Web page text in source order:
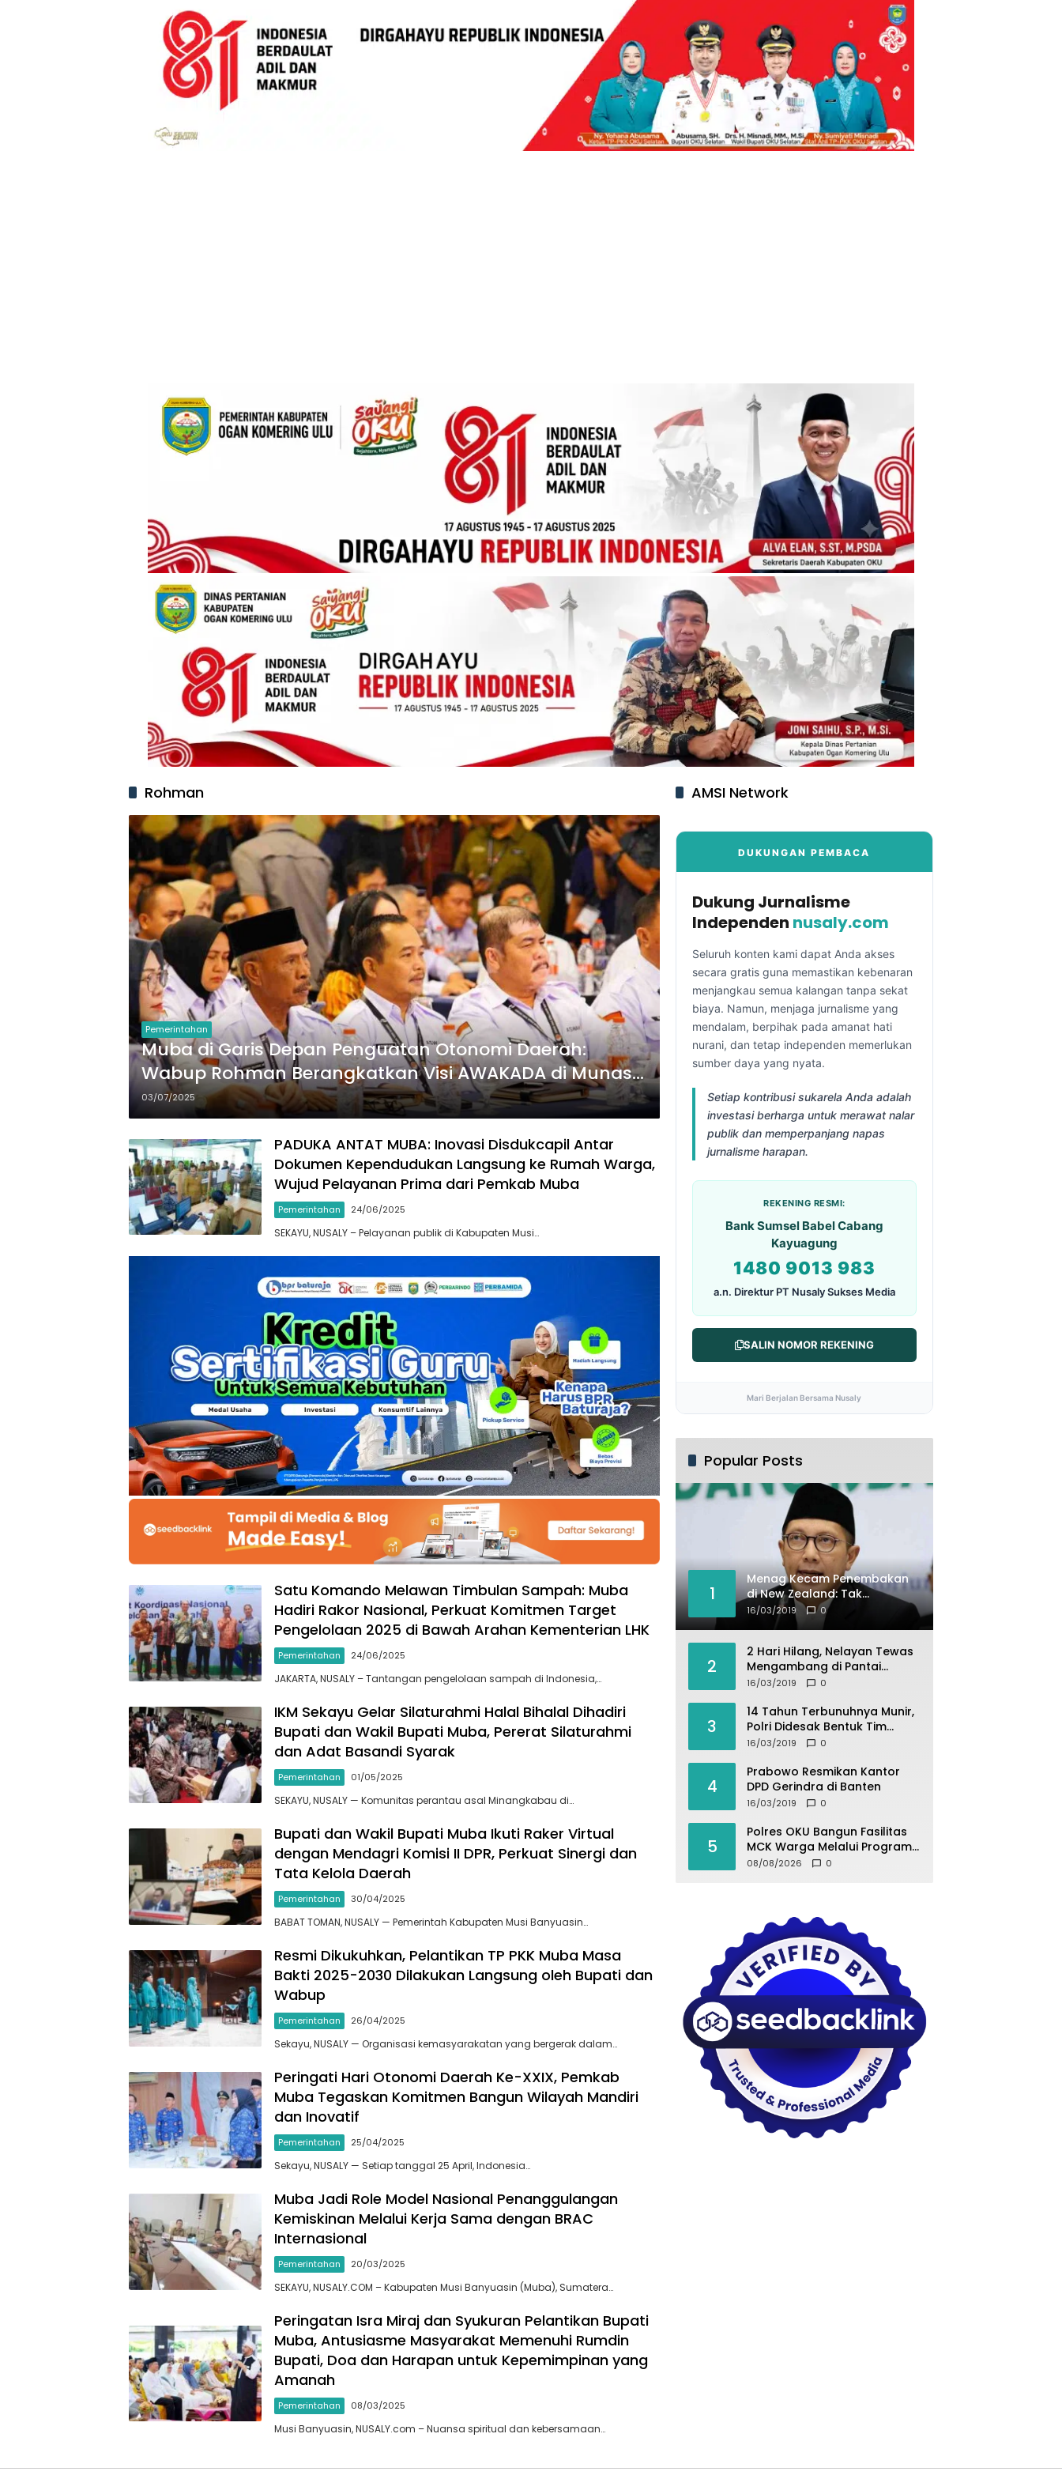
Rohman
Pemerintahan
Muba di Garis Depan Penguatan Otonomi Daerah:
Wabup Rohman Berangkatkan Visi AWAKADA di Munas
Perdana Yogyakarta
03/07/2025
PADUKA ANTAT MUBA: Inovasi Disdukcapil Antar
Dokumen Kependudukan Langsung ke Rumah Warga,
Wujud Pelayanan Prima dari Pemkab Muba
Pemerintahan 24/06/2025
SEKAYU, NUSALY – Pelayanan publik di Kabupaten Musi…
Satu Komando Melawan Timbulan Sampah: Muba
Hadiri Rakor Nasional, Perkuat Komitmen Target
Pengelolaan 2025 di Bawah Arahan Kementerian LHK
Pemerintahan 24/06/2025
JAKARTA, NUSALY – Tantangan pengelolaan sampah di Indonesia,…
IKM Sekayu Gelar Silaturahmi Halal Bihalal Dihadiri
Bupati dan Wakil Bupati Muba, Pererat Silaturahmi
dan Adat Basandi Syarak
Pemerintahan 01/05/2025
SEKAYU, NUSALY — Komunitas perantau asal Minangkabau di…
Bupati dan Wakil Bupati Muba Ikuti Raker Virtual
dengan Mendagri Komisi II DPR, Perkuat Sinergi dan
Tata Kelola Daerah
Pemerintahan 30/04/2025
BABAT TOMAN, NUSALY — Pemerintah Kabupaten Musi Banyuasin…
Resmi Dikukuhkan, Pelantikan TP PKK Muba Masa
Bakti 2025-2030 Dilakukan Langsung oleh Bupati dan
Wabup
Pemerintahan 26/04/2025
Sekayu, NUSALY — Organisasi kemasyarakatan yang bergerak dalam…
Peringati Hari Otonomi Daerah Ke-XXIX, Pemkab
Muba Tegaskan Komitmen Bangun Wilayah Mandiri
dan Inovatif
Pemerintahan 25/04/2025
Sekayu, NUSALY — Setiap tanggal 25 April, Indonesia…
Muba Jadi Role Model Nasional Penanggulangan
Kemiskinan Melalui Kerja Sama dengan BRAC
Internasional
Pemerintahan 20/03/2025
SEKAYU, NUSALY.COM – Kabupaten Musi Banyuasin (Muba), Sumatera…
Peringatan Isra Miraj dan Syukuran Pelantikan Bupati
Muba, Antusiasme Masyarakat Memenuhi Rumdin
Bupati, Doa dan Harapan untuk Kepemimpinan yang
Amanah
Pemerintahan 08/03/2025
Musi Banyuasin, NUSALY.com – Nuansa spiritual dan kebersamaan…
AMSI Network
DUKUNGAN PEMBACA
Dukung Jurnalisme
Independen nusaly.com
Seluruh konten kami dapat Anda akses
secara gratis guna memastikan kebenaran
menjangkau semua kalangan tanpa sekat
biaya. Namun, menjaga jurnalisme yang
mendalam, berpihak pada amanat hati
nurani, dan tetap independen memerlukan
sumber daya yang nyata.
Setiap kontribusi sukarela Anda adalah
investasi berharga untuk merawat nalar
publik dan memperpanjang napas
jurnalisme harapan.
REKENING RESMI:
Bank Sumsel Babel Cabang
Kayuagung
1480 9013 983
a.n. Direktur PT Nusaly Sukses Media
SALIN NOMOR REKENING
Mari Berjalan Bersama Nusaly
Popular Posts
1
Menag Kecam Penembakan
di New Zealand: Tak
Berperikemanusiaan!
16/03/2019 0
2
2 Hari Hilang, Nelayan Tewas
Mengambang di Pantai
Cipalawah Garut
16/03/2019 0
3
14 Tahun Terbunuhnya Munir,
Polri Didesak Bentuk Tim
Khusus
16/03/2019 0
4
Prabowo Resmikan Kantor
DPD Gerindra di Banten
16/03/2019 0
5
Polres OKU Bangun Fasilitas
MCK Warga Melalui Program
BELIDA ASRI
08/08/2026 0